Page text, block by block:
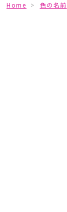
Home > 色の名前